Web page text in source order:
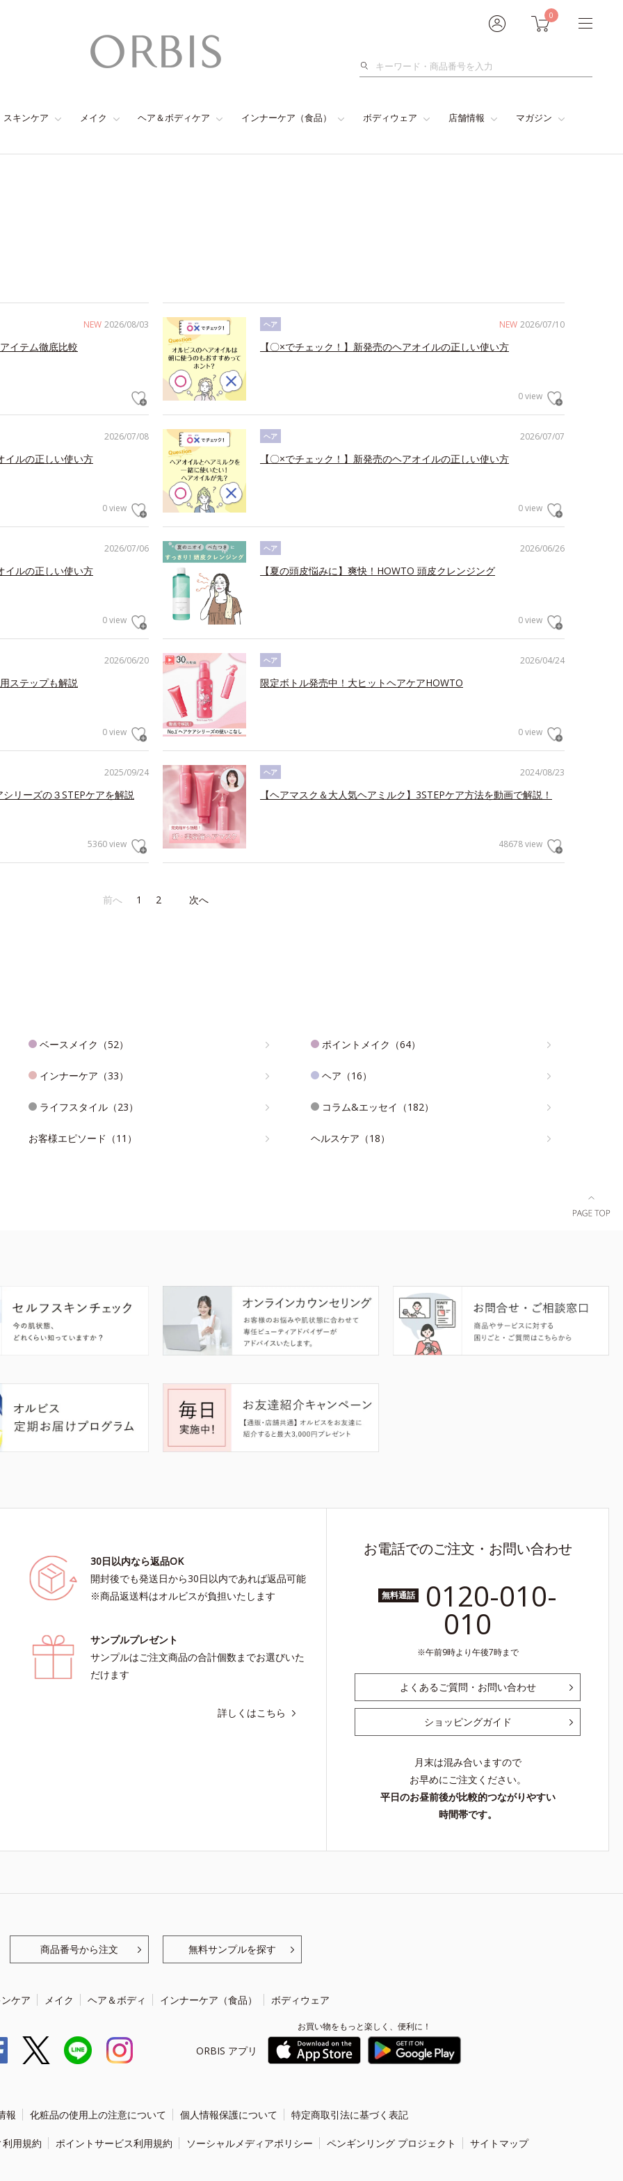
0
検
スキンケア メイク ヘア＆ボディケア インナーケア（食品） ボディウェア 店舗情報 マガジン
NEW 2026/08/03
イテム徹底比較
NEW 2026/07/10
ヘア
【〇×でチェック！】新発売のヘアオイルの正しい使い方
0 view
2026/07/08
イルの正しい使い方
0 view
2026/07/07
ヘア
【〇×でチェック！】新発売のヘアオイルの正しい使い方
0 view
2026/07/06
イルの正しい使い方
0 view
2026/06/26
ヘア
【夏の頭皮悩みに】爽快！HOWTO 頭皮クレンジング
0 view
2026/06/20
ステップも解説
0 view
2026/04/24
ヘア
限定ボトル発売中！大ヒットヘアケアHOWTO
0 view
2025/09/24
リーズの３STEPケアを解説
5360 view
2024/08/23
ヘア
【ヘアマスク＆大人気ヘアミルク】3STEPケア方法を動画で解説！
48678 view
前へ 1 2 次へ
ベースメイク（52） ポイントメイク（64）
インナーケア（33） ヘア（16）
ライフスタイル（23） コラム&エッセイ（182）
お客様エピソード（11） ヘルスケア（18）
30日以内なら返品OK
開封後でも発送日から30日以内であれば返品可能
※商品返送料はオルビスが負担いたします
サンプルプレゼント
サンプルはご注文商品の合計個数までお選びいた
だけます
詳しくはこちら
お電話でのご注文・お問い合わせ
無料通話 0120-010-
010
午前9時より午後7時まで
よくあるご質問・お問い合わせ
ショッピングガイド
月末は混み合いますので
お早めにご注文ください。
平日のお昼前後が比較的つながりやすい
時間帯です。
商品番号から注文 無料サンプルを探す
ケア メイク ヘア＆ボディ インナーケア（食品） ボディウェア
ORBIS アプリ
お買い物をもっと楽しく、便利に！
報 化粧品の使用上の注意について 個人情報保護について 特定商取引法に基づく表記
用規約 ポイントサービス利用規約 ソーシャルメディアポリシー ペンギンリング プロジェクト サイトマップ